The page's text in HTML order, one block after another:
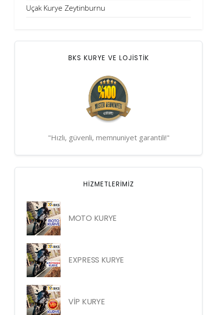
Uçak Kurye Zeytinburnu
BKS KURYE VE LOJİSTİK
"Hızlı, güvenli, memnuniyet garantili!"
HIZMETLERIMIZ
MOTO KURYE
EXPRESS KURYE
VİP KURYE